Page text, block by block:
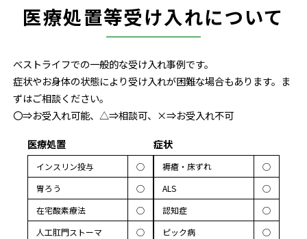
医療処置等受け入れについて
べストライフでの一般的な受け入れ事例です。
症状やお身体の状態により受け入れが困難な場合もあります。ま
ずはご相談ください。
〇⇒お受入れ可能、△⇒相談可、×⇒お受入れ不可
医療処置
インスリン投与
◯
胃ろう
◯
在宅酸素療法
◯
人工肛門ストーマ
◯
症状
褥瘡・床ずれ
◯
ALS
◯
認知症
◯
ピック病
◯